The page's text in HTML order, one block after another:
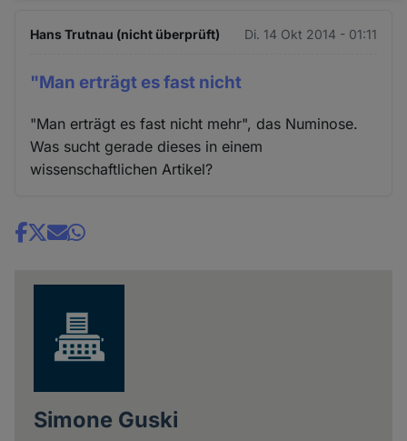
Hans Trutnau (nicht überprüft) Di. 14 Okt 2014 - 01:11
"Man erträgt es fast nicht
"Man erträgt es fast nicht mehr", das Numinose.
Was sucht gerade dieses in einem
wissenschaftlichen Artikel?
Share
Simone Guski